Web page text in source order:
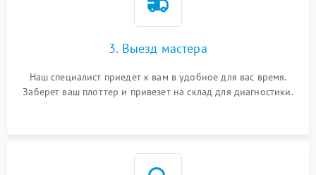
3. Выезд мастера
Наш специалист приедет к вам в удобное для вас время.
Заберет ваш плоттер и привезет на склад для диагностики.